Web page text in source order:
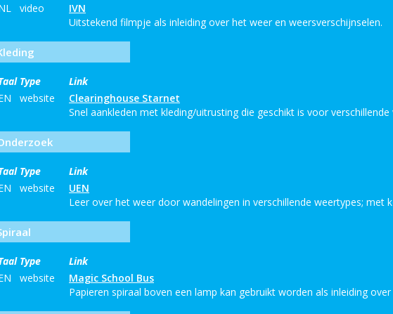
video
IVN
Uitstekend filmpje als inleiding over het weer en weersverschijnselen.
Type
Link
website
Clearinghouse Starnet
Snel aankleden met kleding/uitrusting die geschikt is voor verschillende
Type
Link
website
UEN
Leer over het weer door wandelingen in verschillende weertypes; met
Type
Link
website
Magic School Bus
Papieren spiraal boven een lamp kan gebruikt worden als inleiding